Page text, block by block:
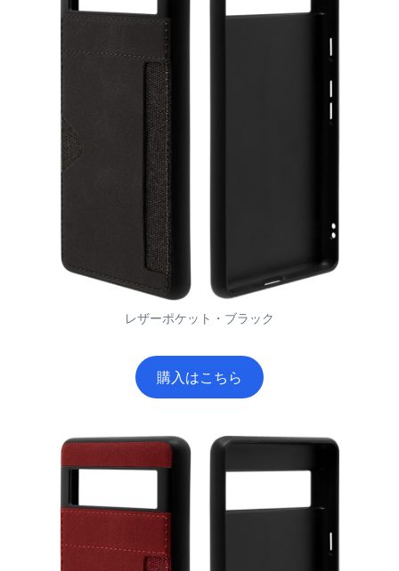
レザーポケット・ブラック
購入はこちら